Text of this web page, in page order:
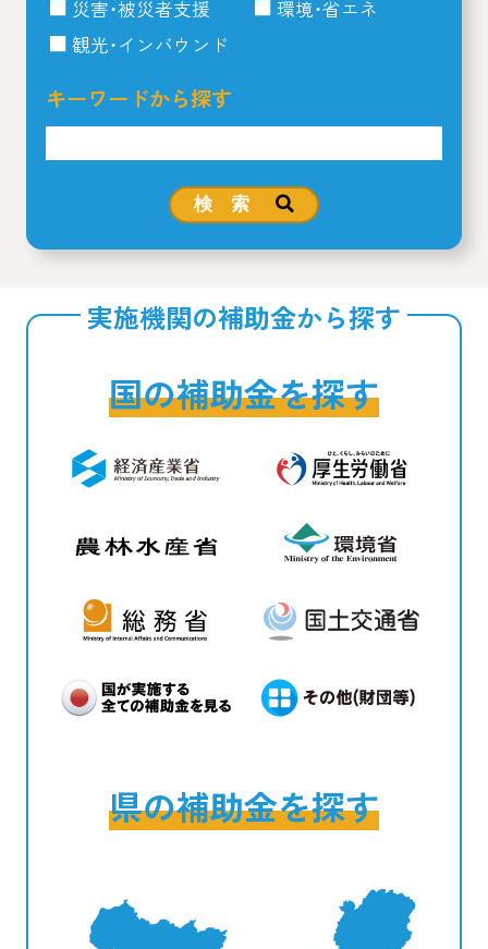
災害・被災者支援
環境・省エネ
観光・インバウンド
キーワードから探す
検 索
実施機関の補助金から探す
国の補助金を探す
県の補助金を探す